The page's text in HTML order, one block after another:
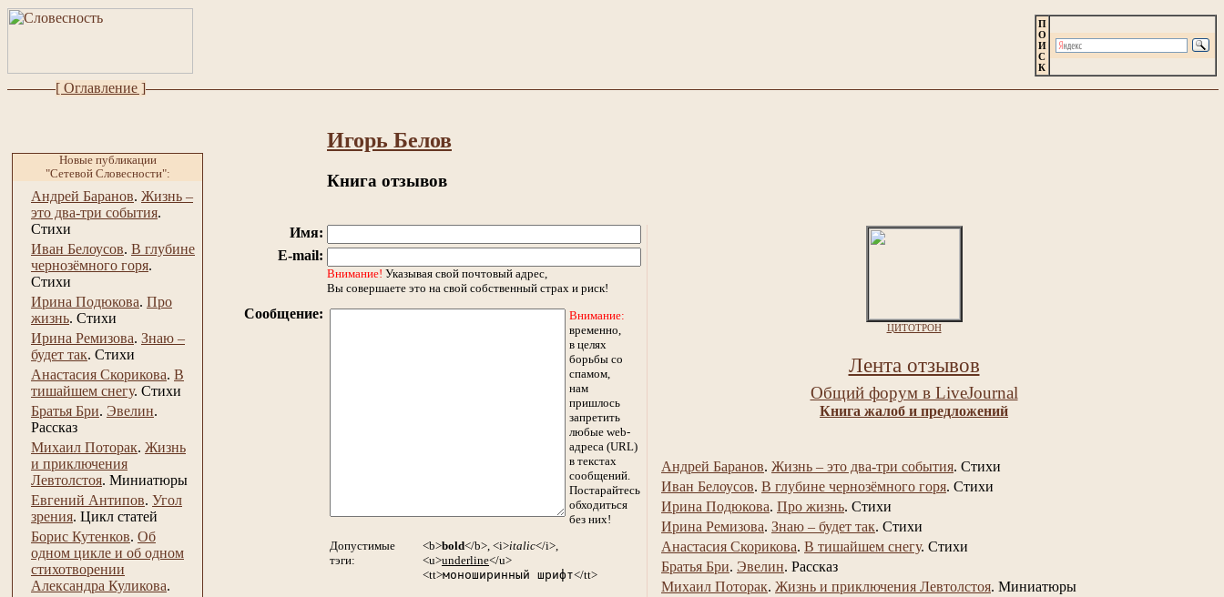
[ Оглавление ]
Новые публикации
"Сетевой Словесности":
Андрей Баранов. Жизнь –
это два-три события.
Стихи
Иван Белоусов. В глубине
чернозёмного горя.
Стихи
Ирина Подюкова. Про
жизнь. Стихи
Ирина Ремизова. Знаю –
будет так. Стихи
Анастасия Скорикова. В
тишайшем снегу. Стихи
Братья Бри. Эвелин.
Рассказ
Михаил Поторак. Жизнь
и приключения
Левтолстоя. Миниатюры
Евгений Антипов. Угол
зрения. Цикл статей
Борис Кутенков. Об
одном цикле и об одном
стихотворении
Александра Куликова.
П
О
И
С
К
Игорь Белов
Книга отзывов
ЦИТОТРОН
Лента отзывов
Общий форум в LiveJournal
Книга жалоб и предложений
Андрей Баранов. Жизнь – это два-три события. Стихи
Иван Белоусов. В глубине чернозёмного горя. Стихи
Ирина Подюкова. Про жизнь. Стихи
Ирина Ремизова. Знаю – будет так. Стихи
Анастасия Скорикова. В тишайшем снегу. Стихи
Братья Бри. Эвелин. Рассказ
Михаил Поторак. Жизнь и приключения Левтолстоя. Миниатюры
Имя:
E-mail:
Внимание! Указывая свой почтовый адрес,
Вы совершаете это на свой собственный страх и риск!
Сообщение:
Внимание:
временно,
в целях
борьбы со
спамом,
нам
пришлось
запретить
любые web-
адреса (URL)
в текстах
сообщений.
Постарайтесь
обходиться
без них!
Допустимые
тэги:
<b>bold</b>, <i>italic</i>,
<u>underline</u>
<tt>моноширинный шрифт</tt>